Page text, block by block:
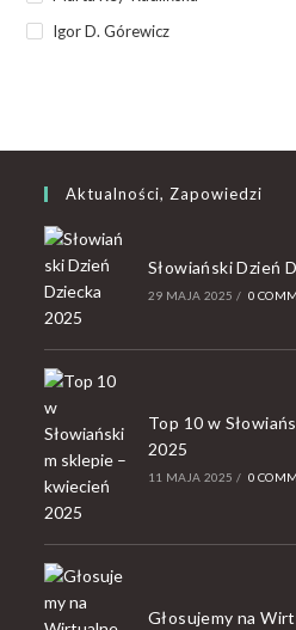
Igor D. Górewicz
Aktualności, Zapowiedzi
Słowiański Dzień
29 MAJA 2025 / 0
Top 10 w
2025
11 MAJA 2025 / 0
Głosujemy na